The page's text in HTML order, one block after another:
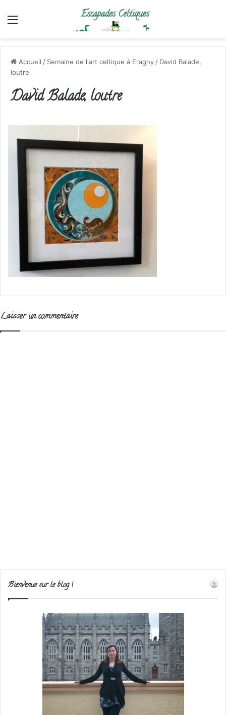
Menu
Accueil / Semaine de l'art celtique à Eragny / David Balade,
loutre
David Balade, loutre
Laisser un commentaire
Bienvenue sur le blog !